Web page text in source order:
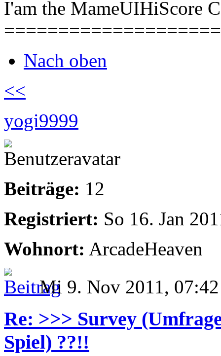
I'am the MameUIHiScore
Nach oben
<<
yogi9999
Beiträge: 12
Registriert: So 16. Jan
Wohnort: ArcadeHeaven
Mi 9. Nov 2011, 07:42
Re: >>> Survey
Spiel) ??!!